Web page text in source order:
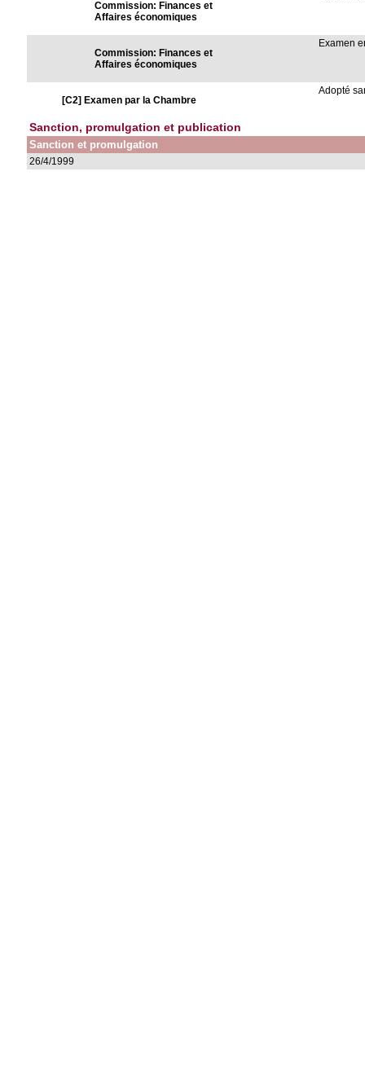
Commission: Finances et
Affaires économiques
Commission: Finances et
Affaires économiques
Examen
[C2] Examen par la Chambre
Adopté
Sanction, promulgation et publication
Sanction et promulgation
26/4/1999